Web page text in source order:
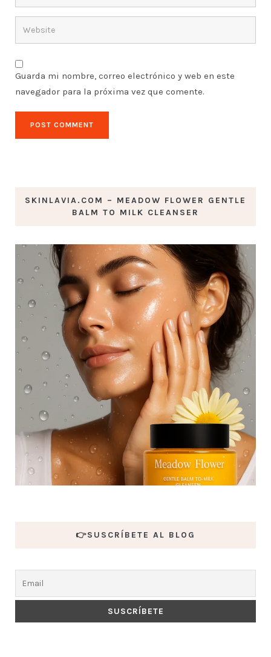
Guarda mi nombre, correo electrónico y web en este
navegador para la próxima vez que comente.
SKINLAVIA.COM – MEADOW FLOWER GENTLE
BALM TO MILK CLEANSER
👉SUSCRÍBETE AL BLOG